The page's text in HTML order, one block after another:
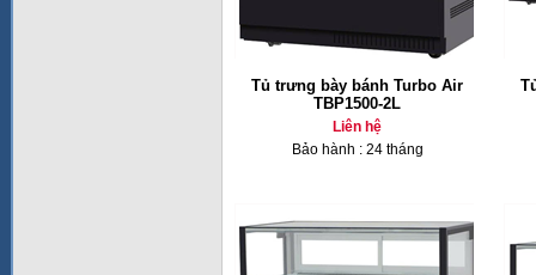
Tủ trưng bày bánh Turbo Air
TBP1500-2L
Liên hệ
Bảo hành : 24 tháng